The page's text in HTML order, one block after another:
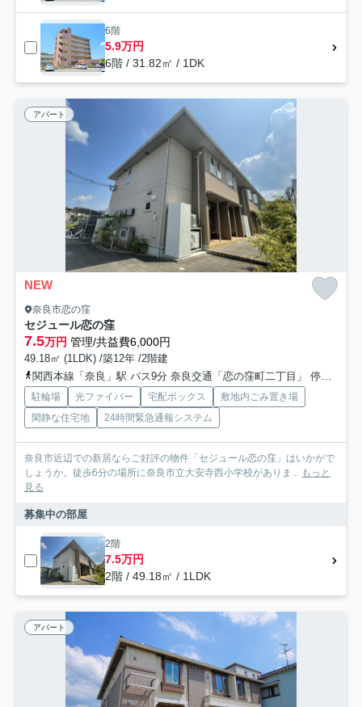
6階
5.9万円
6階 / 31.82㎡ / 1DK
アパート
NEW
奈良市恋の窪
セジュール恋の窪
7.5万円 管理/共益費6,000円
49.18㎡ (1LDK) /築12年 /2階建
関西本線「奈良」駅 バス9分 奈良交通「恋の窪町二丁目」 停歩3分
駐輪場 光ファイバー 宅配ボックス
敷地内ごみ置き場
閑静な住宅地
24時間緊急通報システム
奈良市近辺での新居ならご好評の物件「セジュール恋の窪」はいかがで
しょうか。徒歩6分の場所に奈良市立大安寺西小学校がありま... もっと
見る
募集中の部屋
2階
7.5万円
2階 / 49.18㎡ / 1LDK
アパート